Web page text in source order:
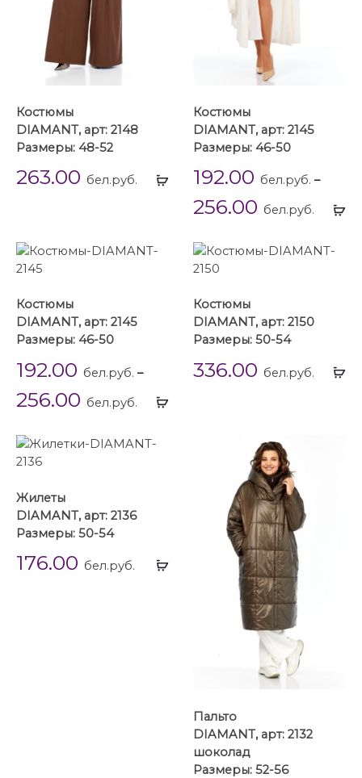
Выбрать
Костюмы
DIAMANT, арт: 2148
Размеры: 48-52
263.00 бел.руб.
Костюмы
DIAMANT, арт: 2145
Размеры: 46-50
192.00 бел.руб. –
256.00 бел.руб.
Выбрать
Костюмы
DIAMANT, арт: 2145
Размеры: 46-50
192.00 бел.руб. –
256.00 бел.руб.
Костюмы
DIAMANT, арт: 2150
Размеры: 50-54
336.00 бел.руб.
Выбрать
Жилеты
DIAMANT, арт: 2136
Размеры: 50-54
176.00 бел.руб.
Пальто
DIAMANT, арт: 2132
шоколад
Размеры: 52-56